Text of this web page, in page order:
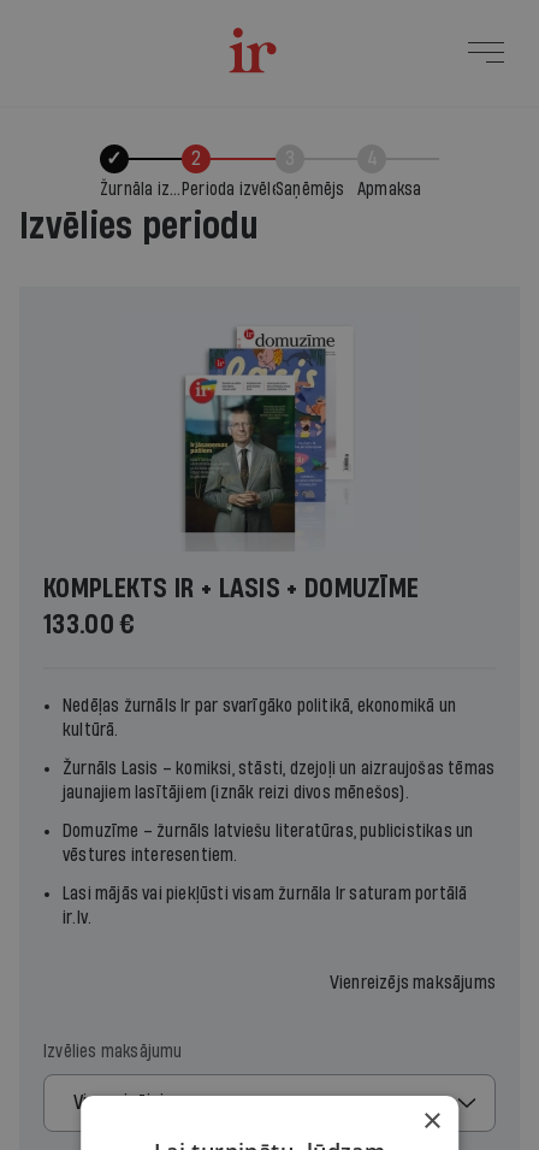
✓
Žurnāla izvēle
2
Perioda izvēleSaņēmējs Apmaksa
Izvēlies periodu
KOMPLEKTS IR + LASIS + DOMUZĪME
133.00 €
Nedēļas žurnāls Ir par svarīgāko politikā, ekonomikā un
kultūrā.
Žurnāls Lasis – komiksi, stāsti, dzejoļi un aizraujošas tēmas
jaunajiem lasītājiem (iznāk reizi divos mēnešos).
Domuzīme – žurnāls latviešu literatūras, publicistikas un
vēstures interesentiem.
Lasi mājās vai piekļūsti visam žurnāla Irsaturam portālā
ir.lv
Vienreizējs maksājums
Izvēlies maksājumu
Vienreizējais ×